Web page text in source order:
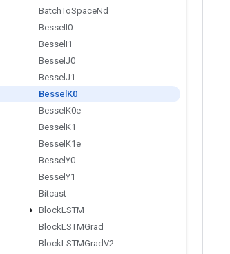
BatchToSpaceNd
Bessel I0
Bessel I1
Bessel J0
Bessel J1
Bessel K0
Bessel K0e
Bessel K1
Bessel K1e
Bessel Y0
Bessel Y1
Bitcast
BlockLSTM
BlockLSTMGrad
BlockLSTMGradV2